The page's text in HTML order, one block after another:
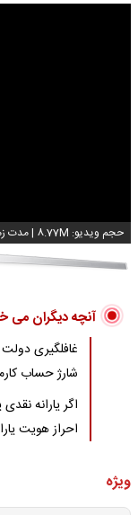
حجم ویدیو: 8.77M |مدت
آنچه دیگران می
شارژ حساب
اگر یارانه
احراز هویت
ویژه